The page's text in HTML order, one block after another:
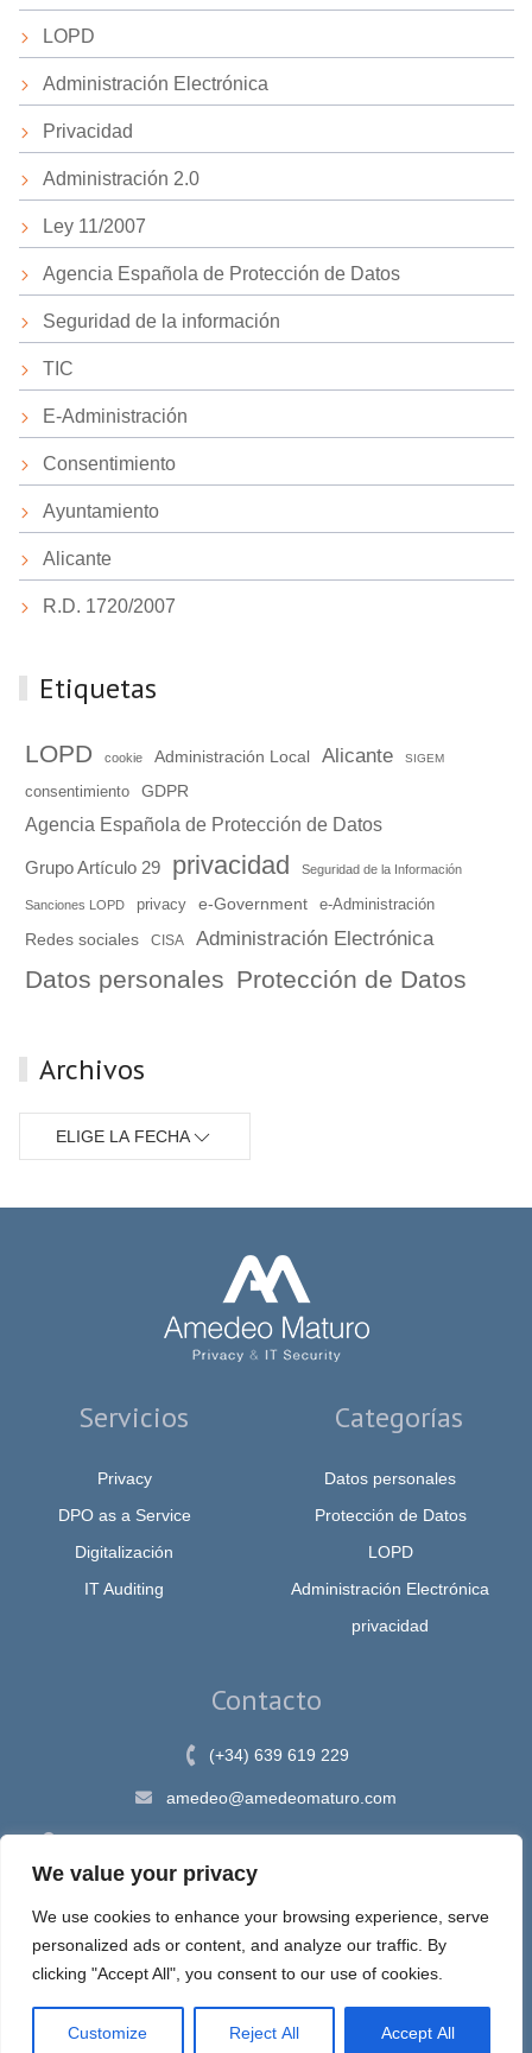
We value your privacy
We use cookies to enhance your browsing experience, serve
personalized ads or content, and analyze our traffic. By
clicking "Accept All", you consent to our use of cookies.
Customize Reject All Accept All
LOPD
Administración Electrónica
Privacidad
Administración 2.0
Ley 11/2007
Agencia Española de Protección de Datos
Seguridad de la información
TIC
E-Administración
Consentimiento
Ayuntamiento
Alicante
R.D. 1720/2007
Etiquetas
LOPD cookie Administración Local Alicante SIGEM
consentimiento GDPR
Agencia Española de Protección de Datos
Grupo Artículo 29 privacidad Seguridad de la Información
Sanciones LOPD privacy e-Government e-Administración
Redes sociales CISA Administración Electrónica
Datos personales Protección de Datos
Archivos
ELIGE LA FECHA
Servicios
Privacy
DPO as a Service
Digitalización
IT Auditing
Categorías
Datos personales
Protección de Datos
LOPD
Administración Electrónica
privacidad
Contacto
(+34) 639 619 229
amedeo@amedeomaturo.com
Av. Rambla Méndez Núnez, 12, Alicante 03002, España
Aviso Legal|Política de Privacidad|Política de cookies
Espira, sastre de tus ideas en internet © 2020